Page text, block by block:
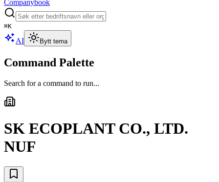
Companybook
⌘K
AI Bytt tema
Command Palette
Search for a command to run...
SK ECOPLANT CO., LTD.
NUF